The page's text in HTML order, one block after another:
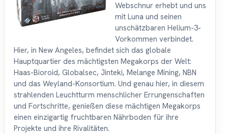
Webschnur erhebt und uns
mit Luna und seinen
unschätzbaren Helium-3-
Vorkommen verbindet.
Hier, in New Angeles, befindet sich das globale
Hauptquartier des mächtigsten Megakorps der Welt:
Haas-Bioroid, Globalsec, Jinteki, Melange Mining, NBN
und das Weyland-Konsortium. Und genau hier, in diesem
strahlenden Leuchtturm menschlicher Errungenschaften
und Fortschritte, genießen diese mächtigen Megakorps
einen einzigartig fruchtbaren Nährboden für ihre
Projekte und ihre Rivalitäten.